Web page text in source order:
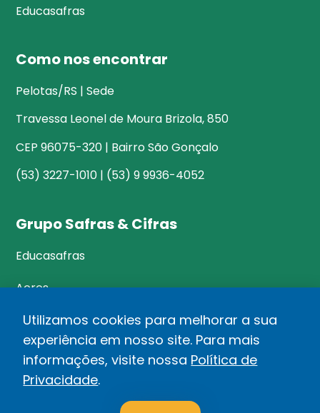
Educasafras
Como nos encontrar
Pelotas/RS | Sede
Travessa Leonel de Moura Brizola, 850
CEP 96075-320 | Bairro São Gonçalo
(53) 3227-1010 | (53) 9 9936-4052
Grupo Safras & Cifras
Educasafras
Acres
©Safras&Cifras
Relatório de Transparência Salarial
Utilizamos cookies para melhorar a sua
experiência em nosso site. Para mais
informações, visite nossa Política de
Privacidade.